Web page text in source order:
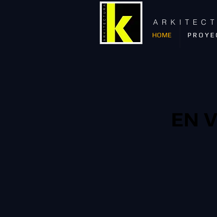
A R K I T E C
HOME P R O Y E
EN